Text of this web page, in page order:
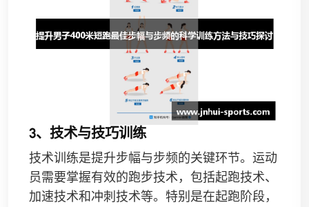
3、技术与技巧训练
技术训练是提升步幅与步频的关键环节。运动
员需要掌握有效的跑步技术，包括起跑技术、
加速技术和冲刺技术等。特别是在起跑阶段，